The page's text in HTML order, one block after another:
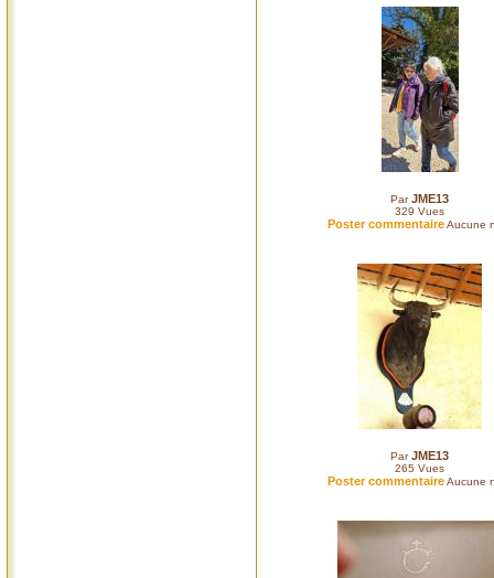
ParJME13
329 Vues
Poster commentaireAucune
ParJME13
265 Vues
Poster commentaireAucune